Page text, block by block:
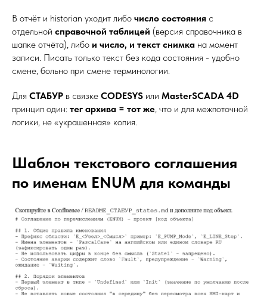
В отчёт и historian уходит либо число состояния с
отдельной справочной таблицей (версия справочника в
шапке отчёта), либо и число, и текст снимка на момент
записи. Писать только текст без кода состояния - удобно
смене, больно при смене терминологии.
Для СТАБУР в связке CODESYS или MasterSCADA 4D
принцип один: тег архива = тот же, что и для межпоточной
логики, не «украшенная» копия.
Шаблон текстового соглашения
по именам ENUM для команды